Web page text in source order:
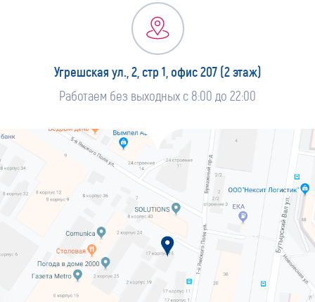
Угрешская ул., 2, стр 1, офис 207 (2 этаж)
Работаем без выходных с 8:00 до 22:00